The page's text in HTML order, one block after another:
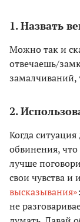
1. Назвать
Можно так и
отвечаешь/
замалчиваний,
2.
Когда
обвинения,
лучше
свои чувства и
высказывания»
не